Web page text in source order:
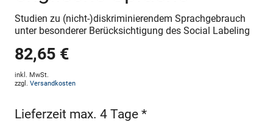
Studien zu (nicht-)diskriminierendem Sprachgebrauch
unter besonderer Berücksichtigung des Social Labeling
82,65 €
inkl. MwSt.
zzgl. Versandkosten
Lieferzeit max. 4 Tage *